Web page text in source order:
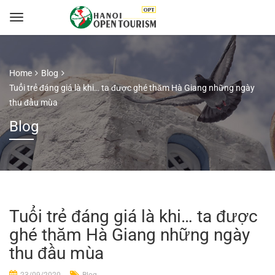
Home
Blog
Tuổi trẻ đáng giá là khi… ta được ghé thăm Hà Giang những ngày
thu đầu mùa
Blog
Tuổi trẻ đáng giá là khi… ta được
ghé thăm Hà Giang những ngày
thu đầu mùa